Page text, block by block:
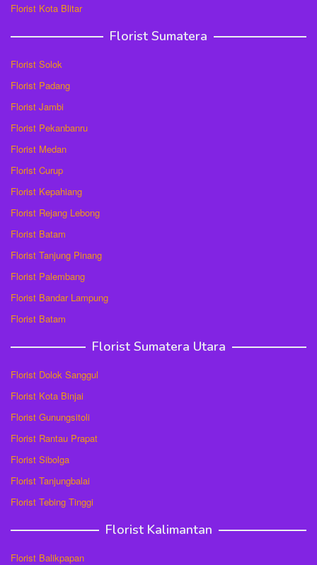
Florist Kota Blitar
Florist Sumatera
Florist Solok
Florist Padang
Florist Jambi
Florist Pekanbanru
Florist Medan
Florist Curup
Florist Kepahiang
Florist Rejang Lebong
Florist Batam
Florist Tanjung Pinang
Florist Palembang
Florist Bandar Lampung
Florist Batam
Florist Sumatera Utara
Florist Dolok Sanggul
Florist Kota Binjai
Florist Gunungsitoli
Florist Rantau Prapat
Florist Sibolga
Florist Tanjungbalai
Florist Tebing Tinggi
Florist Kalimantan
Florist Balikpapan